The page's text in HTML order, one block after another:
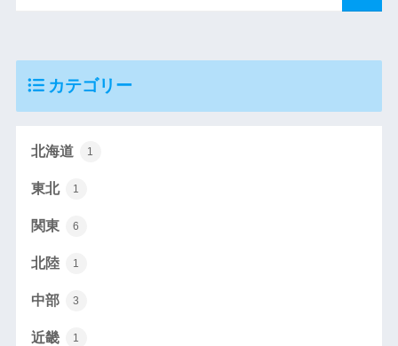
カテゴリー
北海道 1
東北 1
関東 6
北陸 1
中部 3
近畿 1